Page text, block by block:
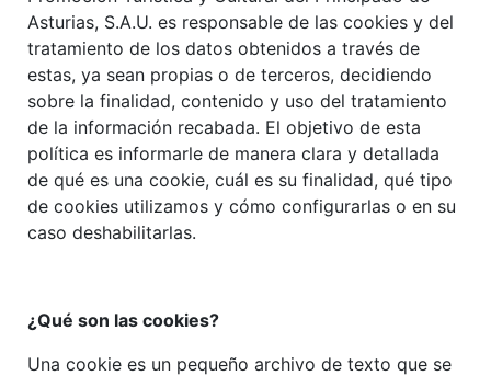
Asturias, S.A.U. es responsable de las cookies y del
tratamiento de los datos obtenidos a través de
estas, ya sean propias o de terceros, decidiendo
sobre la finalidad, contenido y uso del tratamiento
de la información recabada. El objetivo de esta
política es informarle de manera clara y detallada
de qué es una cookie, cuál es su finalidad, qué tipo
de cookies utilizamos y cómo configurarlas o en su
caso deshabilitarlas.
¿Qué son las cookies?
Una cookie es un pequeño archivo de texto que se